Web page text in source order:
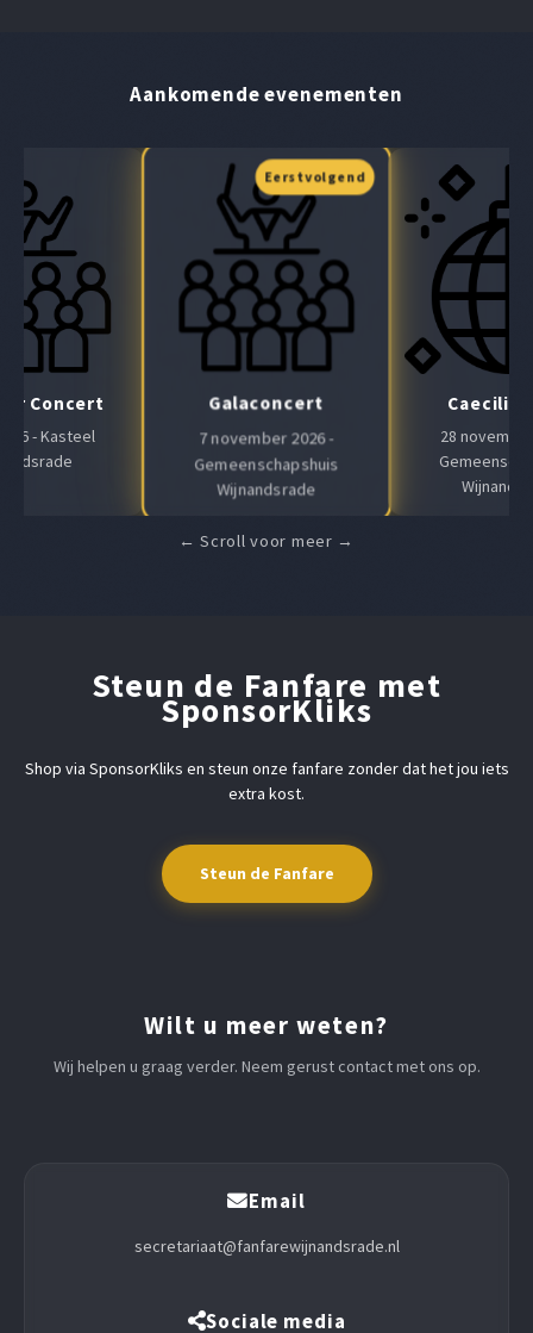
Aankomende evenementen
Concert
- Kasteel
Galaconcert
7 november 2026 -
Gemeenschapshuis
Wijnandsrade
28
Steun de Fanfare met
SponsorKliks
Shop via SponsorKliks en steun onze fanfare zonder dat het jou iets
extra kost.
Steun de Fanfare
Wilt u meer weten?
Wij helpen u graag verder. Neem gerust contact met ons op.
Email
secretariaat@fanfarewijnandsrade.nl
Sociale media